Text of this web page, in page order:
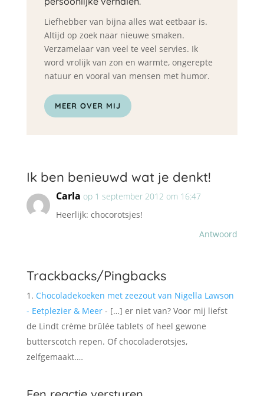
Liefhebber van bijna alles wat eetbaar is.
Altijd op zoek naar nieuwe smaken.
Verzamelaar van veel te veel servies. Ik
word vrolijk van zon en warmte, ongerepte
natuur en vooral van mensen met humor.
MEER OVER MIJ
Ik ben benieuwd wat je denkt!
Carla op 1 september 2012 om 16:47
Heerlijk: chocorotsjes!
Antwoord
Trackbacks/Pingbacks
Chocoladekoeken met zeezout van Nigella Lawson
- Eetplezier & Meer- […] er niet van? Voor mij liefst
de Lindt crème brûlée tablets of heel gewone
butterscotch repen. Of chocoladerotsjes,
zelfgemaakt.…